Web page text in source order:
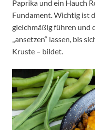
Paprika und ein Hauch
Fundament. Wichtig ist
gleichmäßig führen und
„ansetzen“ lassen, bis
Kruste – bildet.